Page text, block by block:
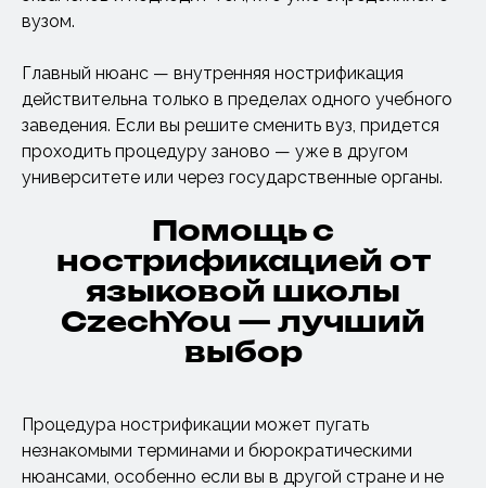
вузом.
Главный нюанс — внутренняя нострификация
действительна только в пределах одного учебного
заведения. Если вы решите сменить вуз, придется
проходить процедуру заново — уже в другом
университете или через государственные органы.
Помощь с
нострификацией от
языковой школы
CzechYou — лучший
выбор
Процедура нострификации может пугать
незнакомыми терминами и бюрократическими
нюансами, особенно если вы в другой стране и не